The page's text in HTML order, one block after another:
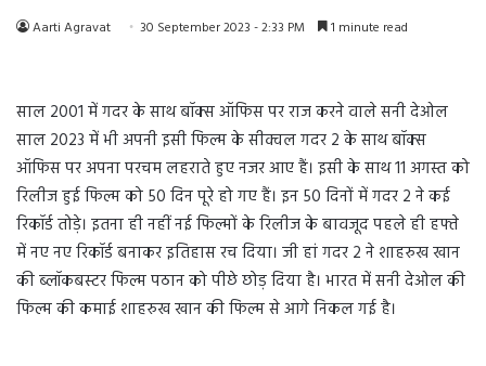
Aarti Agravat 30 September 2023 - 2:33 PM 1 minute read
साल 2001 में गदर के साथ बॉक्स ऑफिस पर राज करने वाले सनी देओल
साल 2023 में भी अपनी इसी फिल्म के सीक्वल गदर 2 के साथ बॉक्स
ऑफिस पर अपना परचम लहराते हुए नजर आए हैं। इसी के साथ 11 अगस्त को
रिलीज हुई फिल्म को 50 दिन पूरे हो गए हैं। इन 50 दिनों में गदर 2 ने कई
रिकॉर्ड तोड़े। इतना ही नहीं नई फिल्मों के रिलीज के बावजूद पहले ही हफ्ते
में नए नए रिकॉर्ड बनाकर इतिहास रच दिया। जी हां गदर 2 ने शाहरुख खान
की ब्लॉकबस्टर फिल्म पठान को पीछे छोड़ दिया है। भारत में सनी देओल की
फिल्म की कमाई शाहरुख खान की फिल्म से आगे निकल गई है।